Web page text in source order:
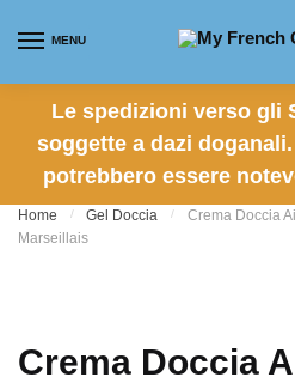
MENU
Le spedizioni verso gli
soggette a dazi
potrebbero essere
Home / Gel Doccia /
Crema Doccia
Marseillais
Crema Doccia